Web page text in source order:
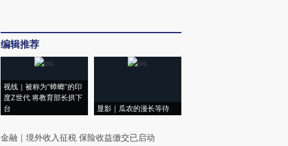
编辑推荐
视线｜被称为“蟑螂”的印
度Z世代 将教育部长拱下
台
显影｜瓜农的漫长等待
金融 ｜ 境外收入征税 保险收益缴交已启动